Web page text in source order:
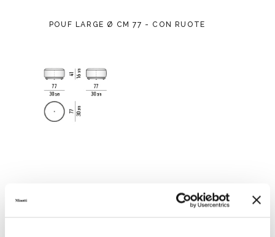
POUF LARGE Ø CM 77 - CON RUOTE